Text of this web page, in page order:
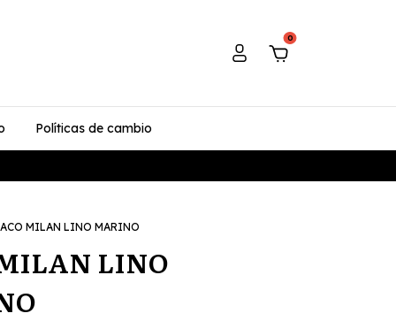
0
Políticas de cambio
MILAN LINO MARINO
LINO